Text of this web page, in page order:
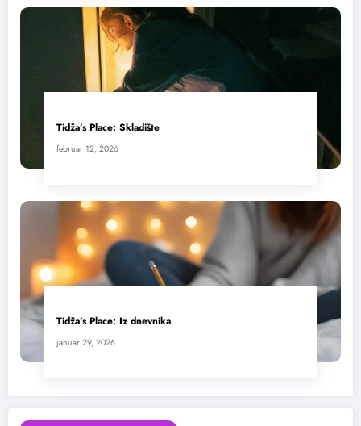
Tidža’s Place: Skladište
februar 12, 2026
Tidža’s Place: Iz dnevnika
januar 29, 2026